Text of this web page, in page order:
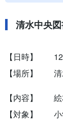
清水中央
【日時】 12
【場所】 清
【内容】 絵
【対象】 小